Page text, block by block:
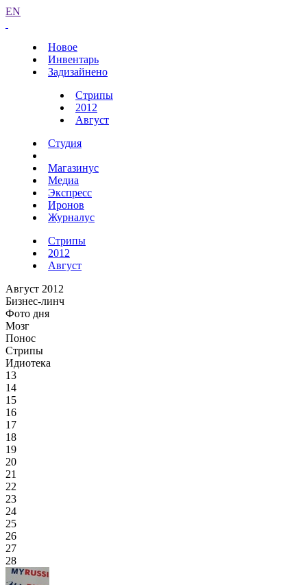
EN
Новое
Инвентарь
Задизайнено
Стрипы
2012
Август
Студия
Магазинус
Медиа
Экспресс
Иронов
Журналус
Стрипы
2012
Август
Август 2012
Бизнес-линч
Фото дня
Мозг
Понос
Стрипы
Идиотека
13
14
15
16
17
18
19
20
21
22
23
24
25
26
27
28